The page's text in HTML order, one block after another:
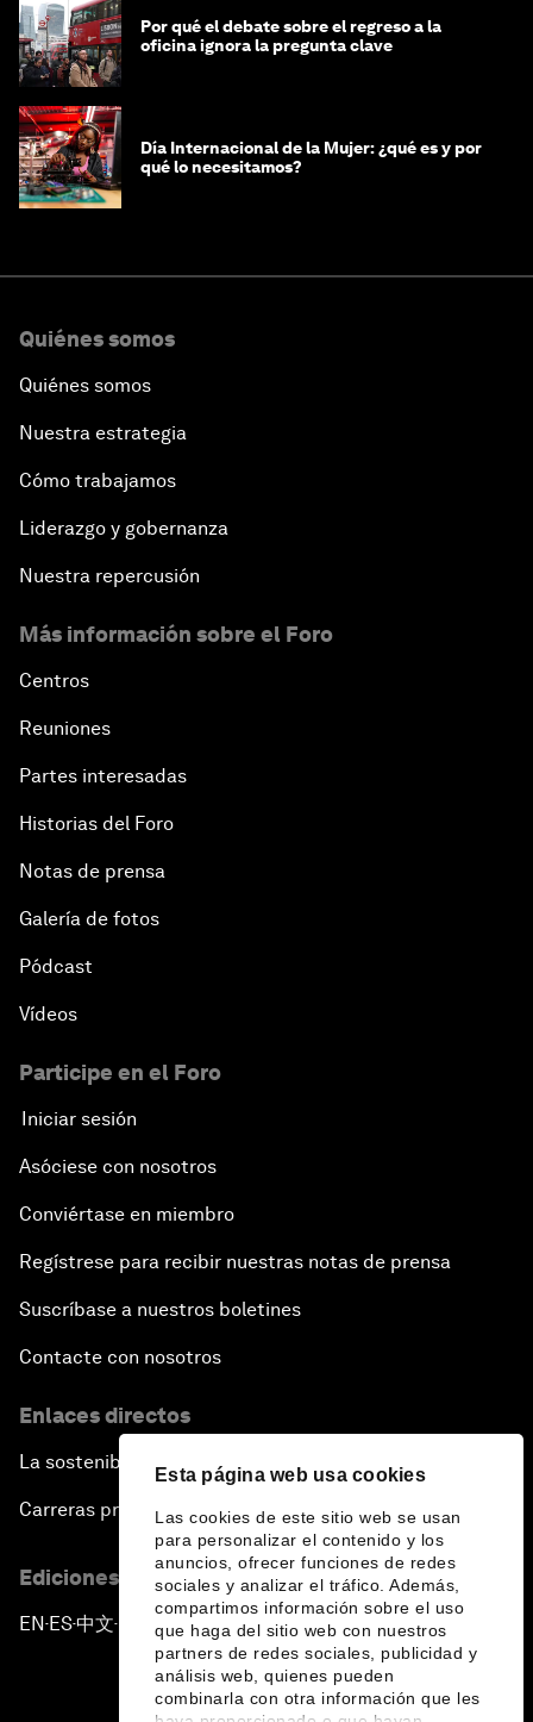
Esta página web usa cookies
Las cookies de este sitio web se usan
para personalizar el contenido y los
anuncios, ofrecer funciones de redes
sociales y analizar el tráfico. Además,
compartimos información sobre el uso
que haga del sitio web con nuestros
partners de redes sociales, publicidad y
análisis web, quienes pueden
combinarla con otra información que les
Por qué el debate sobre el regreso a la
oficina ignora la pregunta clave
Día Internacional de la Mujer: ¿qué es y por
qué lo necesitamos?
Quiénes somos
Quiénes somos
Nuestra estrategia
Cómo trabajamos
Liderazgo y gobernanza
Nuestra repercusión
Más información sobre el Foro
Centros
Reuniones
Partes interesadas
Historias del Foro
Notas de prensa
Galería de fotos
Pódcast
Vídeos
Participe en el Foro
Iniciar sesión
Asóciese con nosotros
Conviértase en miembro
Regístrese para recibir nuestras notas de prensa
Suscríbase a nuestros boletines
Contacte con nosotros
Enlaces directos
La sostenibilidad en el Foro
Carreras profesionales
Ediciones en otros idiomas
EN ▪ ES▪中文▪ 日本語